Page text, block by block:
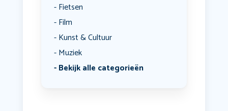
Fietsen
Film
Kunst & Cultuur
Muziek
Bekijk alle categorieën